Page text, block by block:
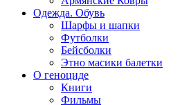
Одежда. Обувь
Шарфы и шапки
Футболки
Бейсболки
Этно масики балетки
О геноциде
Книги
Фильмы